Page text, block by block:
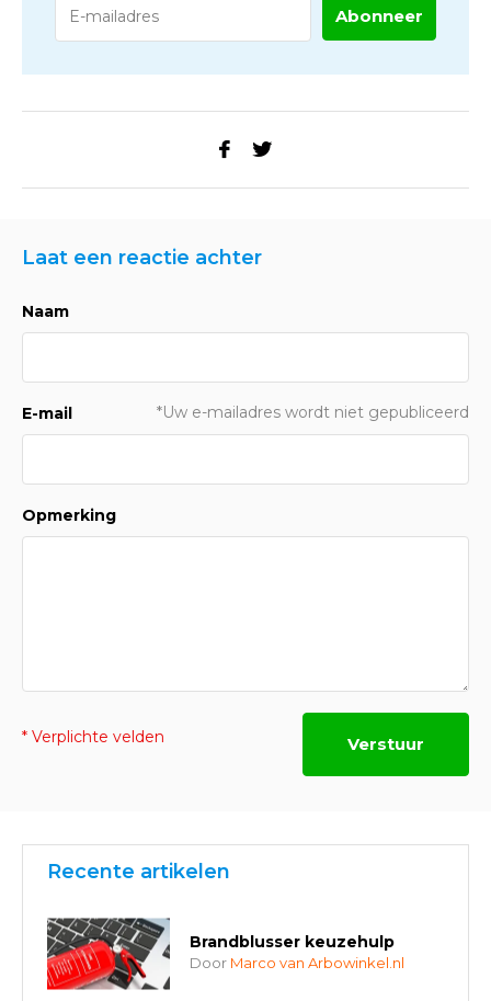
Abonneer
Laat een reactie achter
Naam
E-mail *Uw e-mailadres wordt niet gepubliceerd
Opmerking
* Verplichte velden Verstuur
Recente artikelen
Brandblusser keuzehulp
Door Marco van Arbowinkel.nl